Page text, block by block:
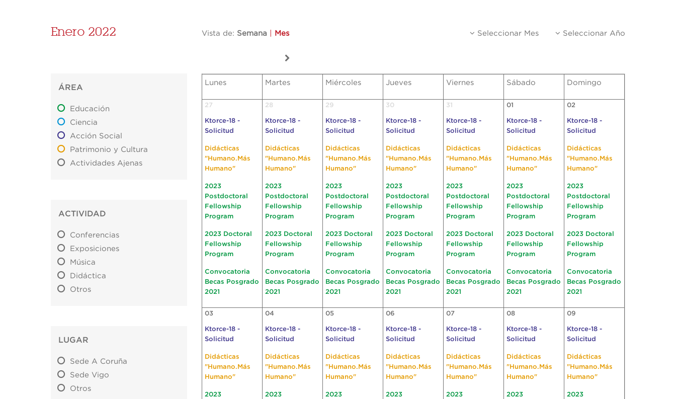
Enero 2022 Vista de: Semana Mes Seleccionar Mes Seleccionar Año
ÁREA
Educación
Ciencia
Acción Social
Patrimonio y Cultura
Actividades Ajenas
ACTIVIDAD
Conferencias
Exposiciones
Música
Didáctica
Otros
LUGAR
Sede A Coruña
Sede Vigo
Otros
Lunes Martes Miércoles Jueves Viernes Sábado Domingo
27
Ktorce-18 -
Solicitud
Didácticas
"Humano.Más
Humano"
2023
Postdoctoral
Fellowship
Program
2023 Doctoral
Fellowship
Program
Convocatoria
Becas Posgrado
2021
28
Ktorce-18 -
Solicitud
Didácticas
"Humano.Más
Humano"
2023
Postdoctoral
Fellowship
Program
2023 Doctoral
Fellowship
Program
Convocatoria
Becas Posgrado
2021
29
Ktorce-18 -
Solicitud
Didácticas
"Humano.Más
Humano"
2023
Postdoctoral
Fellowship
Program
2023 Doctoral
Fellowship
Program
Convocatoria
Becas Posgrado
2021
30
Ktorce-18 -
Solicitud
Didácticas
"Humano.Más
Humano"
2023
Postdoctoral
Fellowship
Program
2023 Doctoral
Fellowship
Program
Convocatoria
Becas Posgrado
2021
31
Ktorce-18 -
Solicitud
Didácticas
"Humano.Más
Humano"
2023
Postdoctoral
Fellowship
Program
2023 Doctoral
Fellowship
Program
Convocatoria
Becas Posgrado
2021
01
Ktorce-18 -
Solicitud
Didácticas
"Humano.Más
Humano"
2023
Postdoctoral
Fellowship
Program
2023 Doctoral
Fellowship
Program
Convocatoria
Becas Posgrado
2021
02
Ktorce-18 -
Solicitud
Didácticas
"Humano.Más
Humano"
2023
Postdoctoral
Fellowship
Program
2023 Doctoral
Fellowship
Program
Convocatoria
Becas Posgrado
2021
03
Ktorce-18 -
Solicitud
Didácticas
"Humano.Más
Humano"
2023
04
Ktorce-18 -
Solicitud
Didácticas
"Humano.Más
Humano"
2023
05
Ktorce-18 -
Solicitud
Didácticas
"Humano.Más
Humano"
2023
06
Ktorce-18 -
Solicitud
Didácticas
"Humano.Más
Humano"
2023
07
Ktorce-18 -
Solicitud
Didácticas
"Humano.Más
Humano"
2023
08
Ktorce-18 -
Solicitud
Didácticas
"Humano.Más
Humano"
2023
09
Ktorce-18 -
Solicitud
Didácticas
"Humano.Más
Humano"
2023